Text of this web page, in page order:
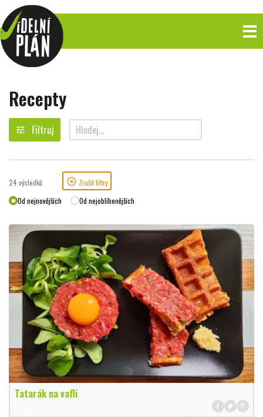
Recepty
tune Filtruj
24výsledků highlight_off Zrušit filtry
Od nejnovějších
Od nejoblíbenějších
Tatarák na vafli